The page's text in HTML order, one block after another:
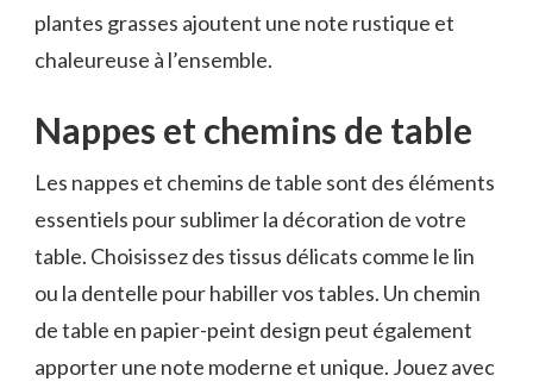
plantes grasses ajoutent une note rustique et
chaleureuse à l’ensemble.
Nappes et chemins de table
Les nappes et chemins de table sont des éléments
essentiels pour sublimer la décoration de votre
table. Choisissez des tissus délicats comme le lin
ou la dentelle pour habiller vos tables. Un chemin
de table en papier-peint design peut également
apporter une note moderne et unique. Jouez avec